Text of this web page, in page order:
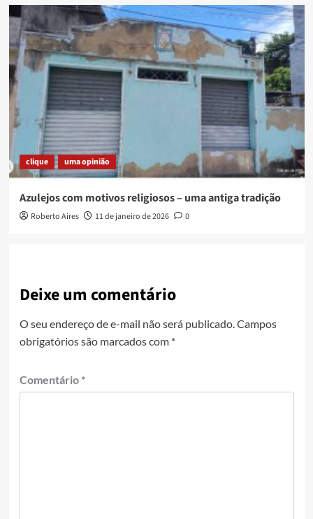
clique uma opinião
Azulejos com motivos religiosos – uma antiga tradição
Roberto Aires 11 de janeiro de 2026 0
Deixe um comentário
O seu endereço de e-mail não será publicado.Campos
obrigatórios são marcados com *
Comentário *